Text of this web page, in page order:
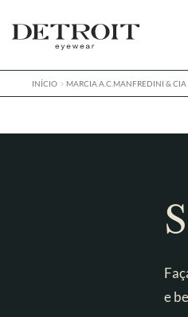
navegação
o
conteúdo
INÍCIO MARCIA A.C.MANFREDINI & CIA
e